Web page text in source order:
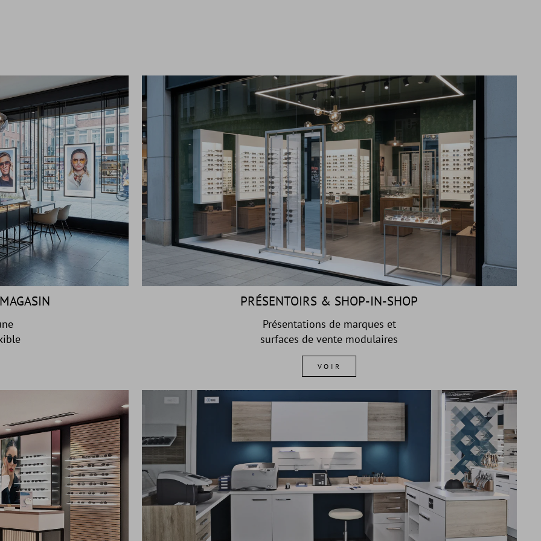
PRÉSENTOIRS & SHOP-IN-SHOP
Présentations de marques et
surfaces de vente modulaires
VOIR